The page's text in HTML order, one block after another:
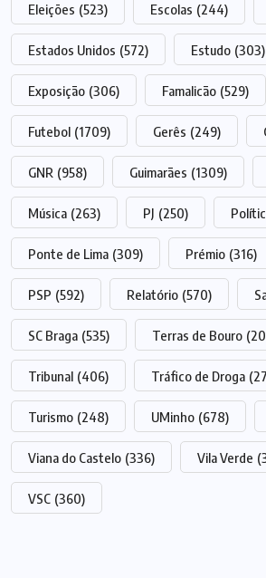
Eleições (523) Escolas (244)
Estados Unidos (572) Estudo (303)
Exposição (306) Famalicão (529)
Futebol (1709) Gerês (249)
GNR (958) Guimarães (1309)
Música (263) PJ (250)
Ponte de Lima (309) Prémio (316)
PSP (592) Relatório (570)
SC Braga (535) Terras de Bouro
Tribunal (406) Tráfico de Droga
Turismo (248) UMinho (678)
Viana do Castelo (336) Vila Verde
VSC (360)